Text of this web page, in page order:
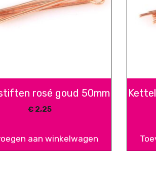
rosé goud 50mm
€ 2,25
aan winkelwagen